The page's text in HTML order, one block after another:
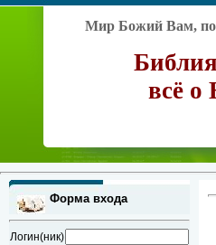
Мир Божий Вам,
всё о
Форма входа
Логин(ник)